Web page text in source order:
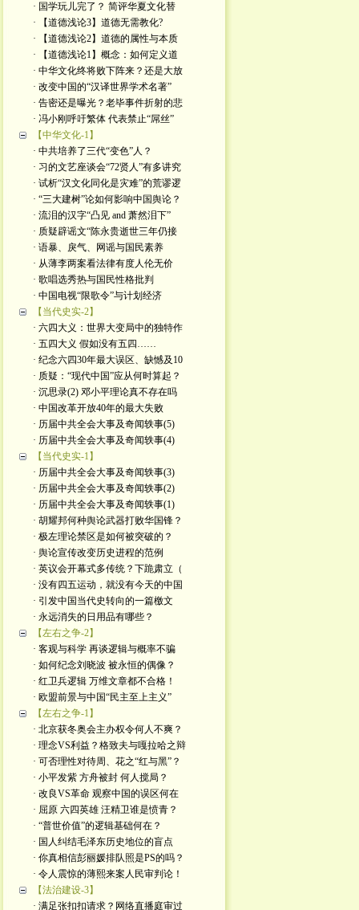
· 国学玩儿完了？ 简评华夏文化替
· 【道德浅论3】道德无需教化?
· 【道德浅论2】道德的属性与本质
· 【道德浅论1】概念：如何定义道
· 中华文化终将败下阵来？还是大放
· 改变中国的“汉译世界学术名著”
· 告密还是曝光？老毕事件折射的悲
· 冯小刚呼吁繁体 代表禁止“屌丝”
【中华文化-1】
· 中共培养了三代“变色”人？
· 习的文艺座谈会“72贤人”有多讲究
· 试析“汉文化同化是灾难”的荒谬逻
· “三大建树”论如何影响中国舆论？
· 流泪的汉字“凸见 and 萧然泪下”
· 质疑辟谣文“陈永贵逝世三年仍接
· 语暴、戾气、网谣与国民素养
· 从薄李两案看法律有度人伦无价
· 歌唱选秀热与国民性格批判
· 中国电视“限歌令”与计划经济
【当代史实-2】
· 六四大义：世界大变局中的独特作
· 五四大义 假如没有五四……
· 纪念六四30年最大误区、缺憾及10
· 质疑：“现代中国”应从何时算起？
· 沉思录(2) 邓小平理论真不存在吗
· 中国改革开放40年的最大失败
· 历届中共全会大事及奇闻轶事(5)
· 历届中共全会大事及奇闻轶事(4)
【当代史实-1】
· 历届中共全会大事及奇闻轶事(3)
· 历届中共全会大事及奇闻轶事(2)
· 历届中共全会大事及奇闻轶事(1)
· 胡耀邦何种舆论武器打败华国锋？
· 极左理论禁区是如何被突破的？
· 舆论宣传改变历史进程的范例
· 英议会开幕式多传统？下跪肃立（
· 没有四五运动，就没有今天的中国
· 引发中国当代史转向的一篇檄文
· 永远消失的日用品有哪些？
【左右之争-2】
· 客观与科学 再谈逻辑与概率不骗
· 如何纪念刘晓波 被永恒的偶像？
· 红卫兵逻辑 万维文章都不合格！
· 欧盟前景与中国“民主至上主义”
【左右之争-1】
· 北京获冬奥会主办权令何人不爽？
· 理念VS利益？格致夫与嘎拉哈之辩
· 可否理性对待周、花之“红与黑”？
· 小平发紫 方舟被封 何人搅局？
· 改良VS革命 观察中国的误区何在
· 屈原 六四英雄 汪精卫谁是愤青？
· “普世价值”的逻辑基础何在？
· 国人纠结毛泽东历史地位的盲点
· 你真相信彭丽媛排队照是PS的吗？
· 令人震惊的薄熙来案人民审判论！
【法治建设-3】
· 满足张扣扣请求？网络直播庭审过